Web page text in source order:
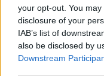
your opt-out. You
disclosure of your
IAB’s list of
also be disclosed by
Downstream